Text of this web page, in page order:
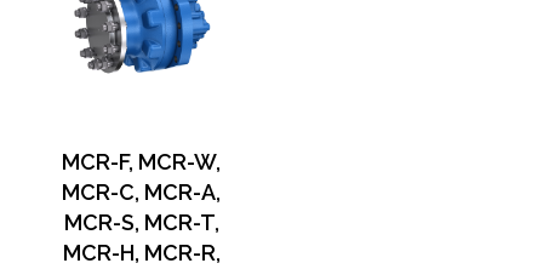
MCR-F, MCR-W,
MCR-C, MCR-A,
MCR-S, MCR-T,
MCR-H, MCR-R,